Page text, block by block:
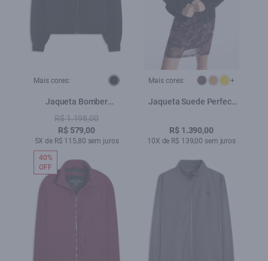
Mais cores:
Jaqueta Bomber
Embroidery Preto
R$ 1.198,00
R$ 579,00
5X de R$ 115,80 sem juros
Mais cores: +
Jaqueta Suede Perfect
R$ 1.390,00
10X de R$ 139,00 sem juros
40%
OFF